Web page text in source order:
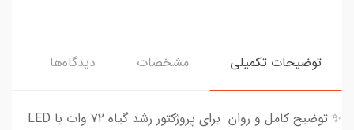
توضیحات تکمیلی مشخصات دیدگاه‌ها
✨ توضیح کامل و روان برای پروژکتور رشد گیاه ۷۲ وات با LED